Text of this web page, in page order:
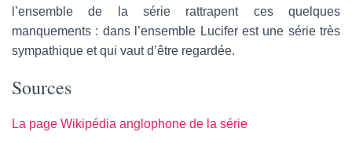
l’ensemble de la série rattrapent ces quelques
manquements : dans l’ensemble Lucifer est une série très
sympathique et qui vaut d’être regardée.
Sources
La page Wikipédia anglophone de la série